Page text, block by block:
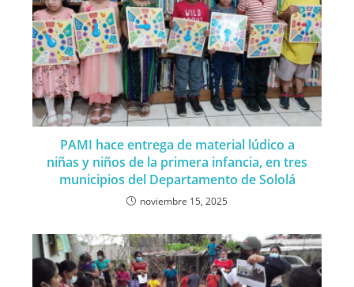
PAMI hace entrega de material lúdico a
niñas y niños de la primera infancia, en tres
municipios del Departamento de Sololá
noviembre 15, 2025